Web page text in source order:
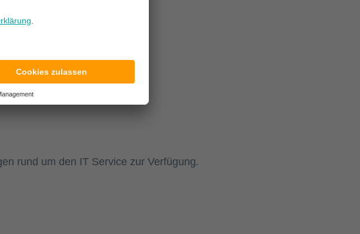
rund um den IT Service zur Verfügung.